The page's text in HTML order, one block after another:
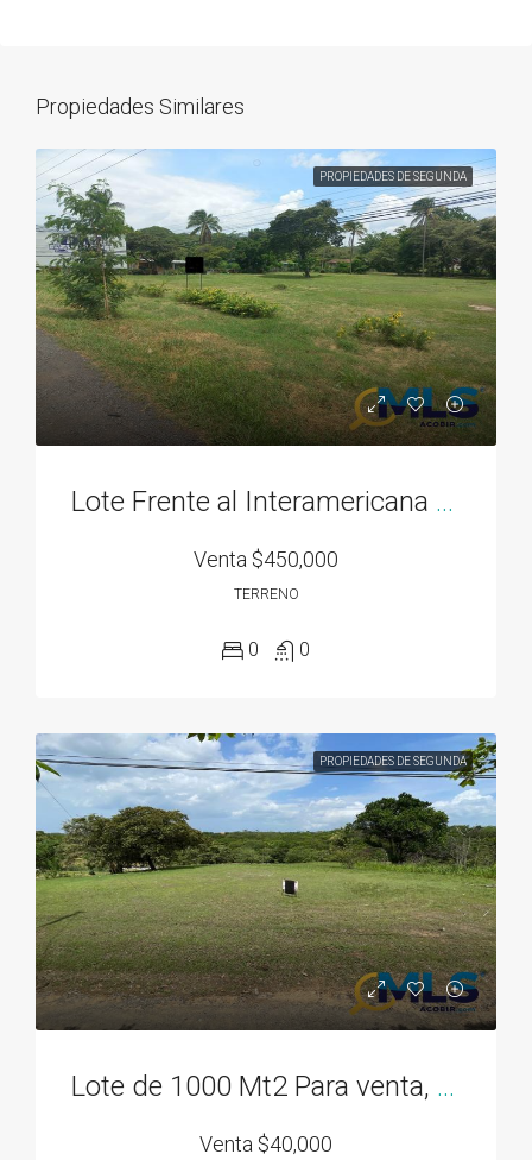
Propiedades Similares
PROPIEDADES DE SEGUNDA
Lote Frente al Interamericana el El Espave de 3300M2 en Chame
Venta $450,000
TERRENO
0 0
PROPIEDADES DE SEGUNDA
Lote de 1000 Mt2 Para venta, en San Carlos, Rodeo Viejo, Cerca de Todo!
Venta $40,000